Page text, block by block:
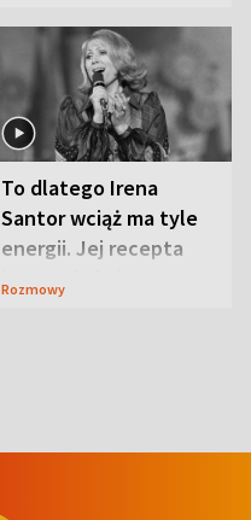
To dlatego Irena
Santor wciąż ma tyle
energii. Jej recepta
jest zaskakująco
Rozmowy